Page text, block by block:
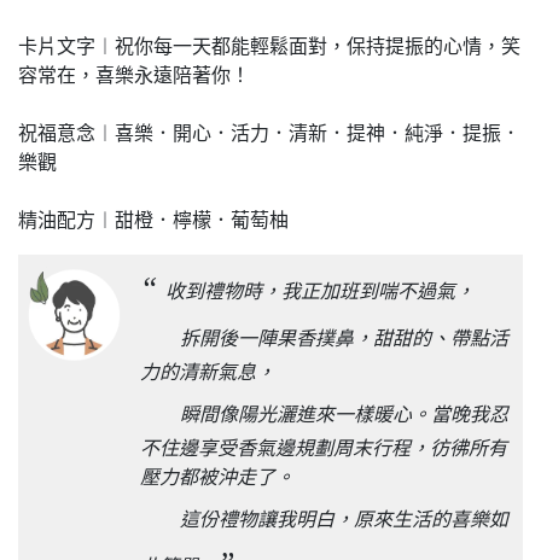
卡片文字︱祝你每一天都能輕鬆面對，保持提振的心情，笑
容常在，喜樂永遠陪著你！
祝福意念︱喜樂．開心．活力．清新．提神．純淨．提振．
樂觀
精油配方︱甜橙．檸檬．葡萄柚
“ 收到禮物時，我正加班到喘不過氣，
拆開後一陣果香撲鼻，甜甜的、帶點活
力的清新氣息，
瞬間像陽光灑進來一樣暖心。當晚我忍
不住邊享受香氣邊規劃周末行程，彷彿所有
壓力都被沖走了。
這份禮物讓我明白，原來生活的喜樂如